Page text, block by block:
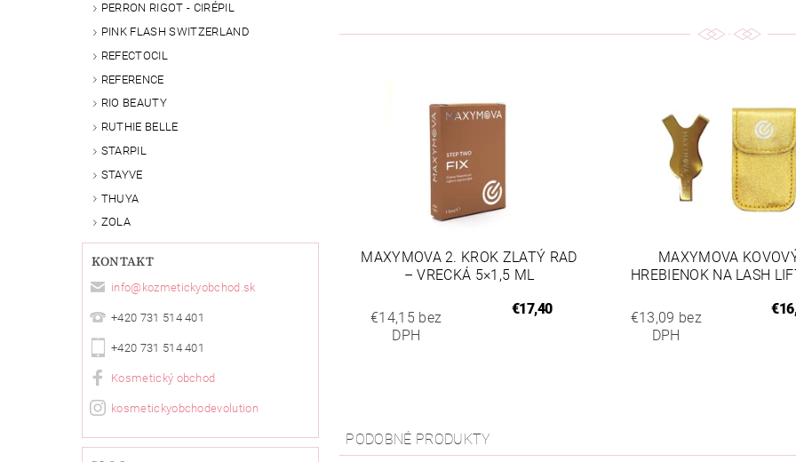
PERRON RIGOT - CIRÉPIL
PINK FLASH SWITZERLAND
REFECTOCIL
REFERENCE
RIO BEAUTY
RUTHIE BELLE
STARPIL
STAYVE
THUYA
ZOLA
KONTAKT
info@ kozmetickyobchod.sk
+420 731 514 401
+420 731 514 401
Kosmetický obchod
kosmetickyobchodevolution
MAXYMOVA 2. KROK ZLATÝ RAD
– VRECKÁ 5×1,5 ML
€14,15 bez
DPH
€17,40
MAXYMOVA
HREBIENOK NA LASH
€13,09 bez
DPH
PODOBNÉ PRODUKTY